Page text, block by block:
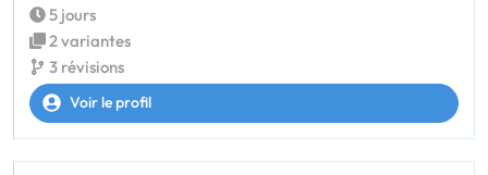
5 jours
2 variantes
3 révisions
Voir le profil